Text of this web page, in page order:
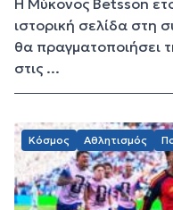
ιστορική σελίδα στη
θα πραγματοποιήσει
στις ...
Κόσμος Αθλητισμός